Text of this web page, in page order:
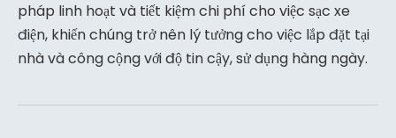
pháp linh hoạt và tiết kiệm chi phí cho việc sạc xe
điện, khiến chúng trở nên lý tưởng cho việc lắp đặt tại
nhà và công cộng với độ tin cậy, sử dụng hàng ngày.